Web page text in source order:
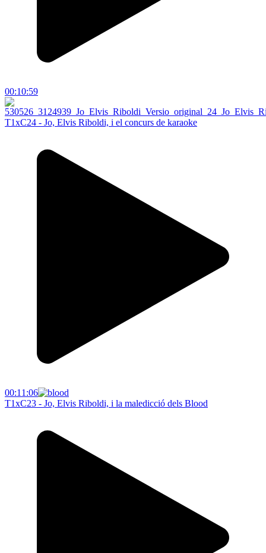
00:10:59
T1xC24 - Jo, Elvis Riboldi, i el concurs de karaoke
00:11:06
T1xC23 - Jo, Elvis Riboldi, i la maledicció dels Blood